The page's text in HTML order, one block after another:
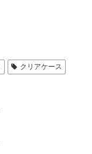
クリアケース